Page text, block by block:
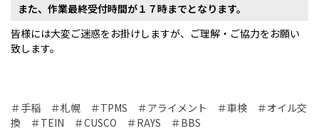
また、作業最終受付時間が１７時までとなります。
皆様には大変ご迷惑をお掛けしますが、ご理解・ご協力をお願い
致します。
＃手稲 ＃札幌 ＃TPMS ＃アライメント ＃車検 ＃オイル交
換 ＃TEIN ＃CUSCO ＃RAYS ＃BBS